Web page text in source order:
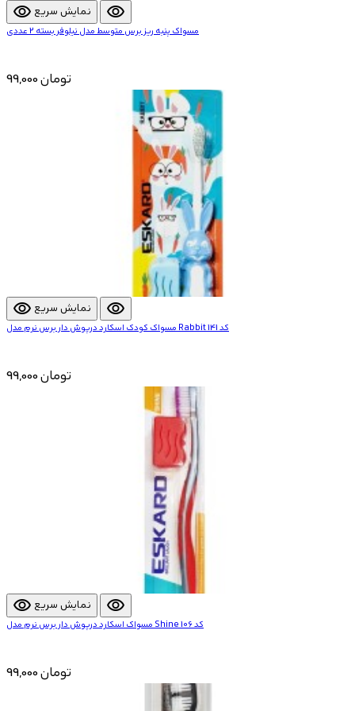
visibility نمایش سریع visibility
مسواک پنبه ریز برس متوسط مدل نیلوفر بسته 2 عددی
99,000 تومان
visibility نمایش سریع visibility
مسواک کودک اسکارد درپوش دار برس نرم مدل Rabbit کد 141
99,000 تومان
visibility نمایش سریع visibility
مسواک اسکارد درپوش دار برس نرم مدل Shine کد 106
99,000 تومان